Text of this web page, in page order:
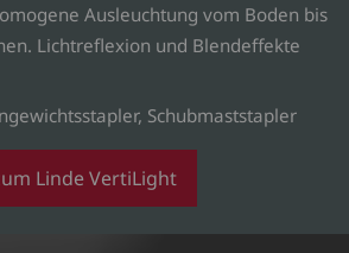
Ausleuchtung vom Boden bis
Lichtreflexion und Blendeffekte
Schubmaststapler
Linde VertiLight